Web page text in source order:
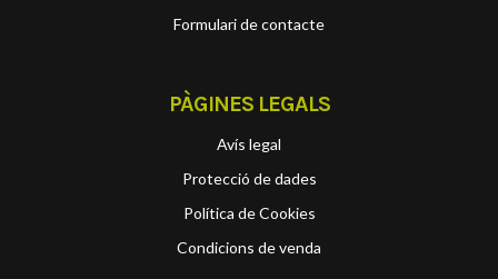
Formulari de contacte
PÀGINES LEGALS
Avís legal
Protecció de dades
Política de Cookies
Condicions de venda